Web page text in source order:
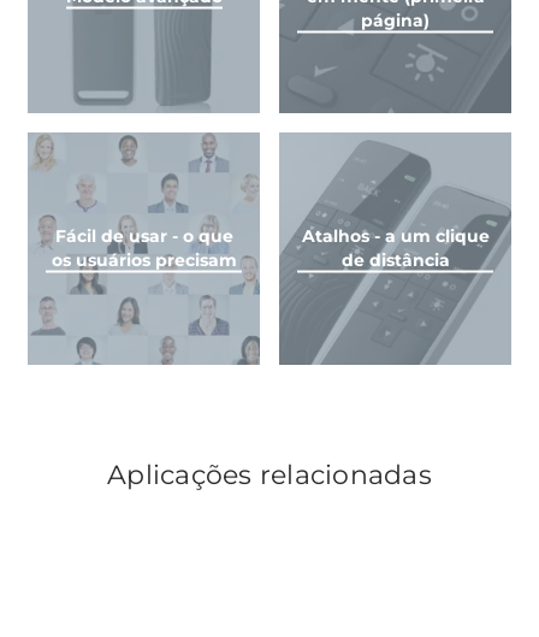
página)
Fácil de usar - o que
os usuários precisam
Atalhos - a um clique
de distância
Aplicações relacionadas